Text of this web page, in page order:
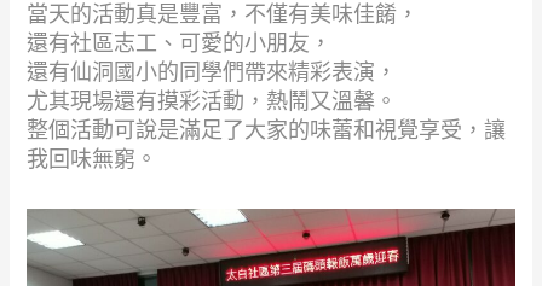
當天的活動真是豐富，不僅有美味佳餚，
還有社區志工、可愛的小朋友，
還有仙洞國小的同學們帶來精彩表演，
尤其現場還有摸彩活動，熱鬧又溫馨。
整個活動可說是滿足了大家的味蕾和視覺享受，讓
我回味無窮。